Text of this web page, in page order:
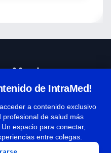
de IntraMed!
a contenido exclusivo
de salud más
espacio para conectar,
entre colegas.
privacidad